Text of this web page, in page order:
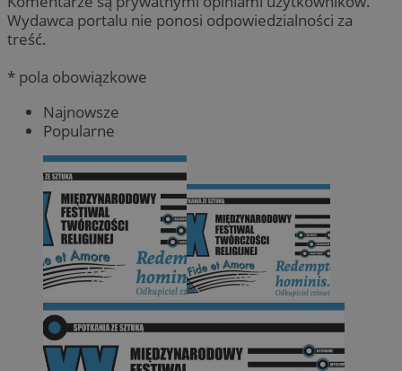
Wydawca portalu nie ponosi odpowiedzialności za
treść.
* pola obowiązkowe
Najnowsze
Popularne